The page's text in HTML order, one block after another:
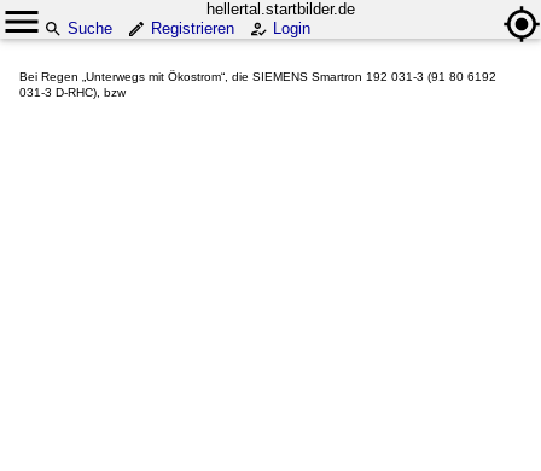
hellertal.startbilder.de
Suche
Registrieren Login
Bei Regen „Unterwegs mit Ökostrom“, die SIEMENS Smartron 192 031-3 (91 80 6192
031-3 D-RHC), bzw